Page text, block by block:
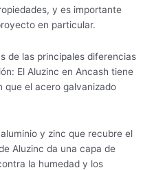
y es importante
en particular.
de las principales diferencias
El Aluzinc en Ancash tiene
que el acero galvanizado
y zinc que recubre el
Aluzinc da una capa de
la humedad y los